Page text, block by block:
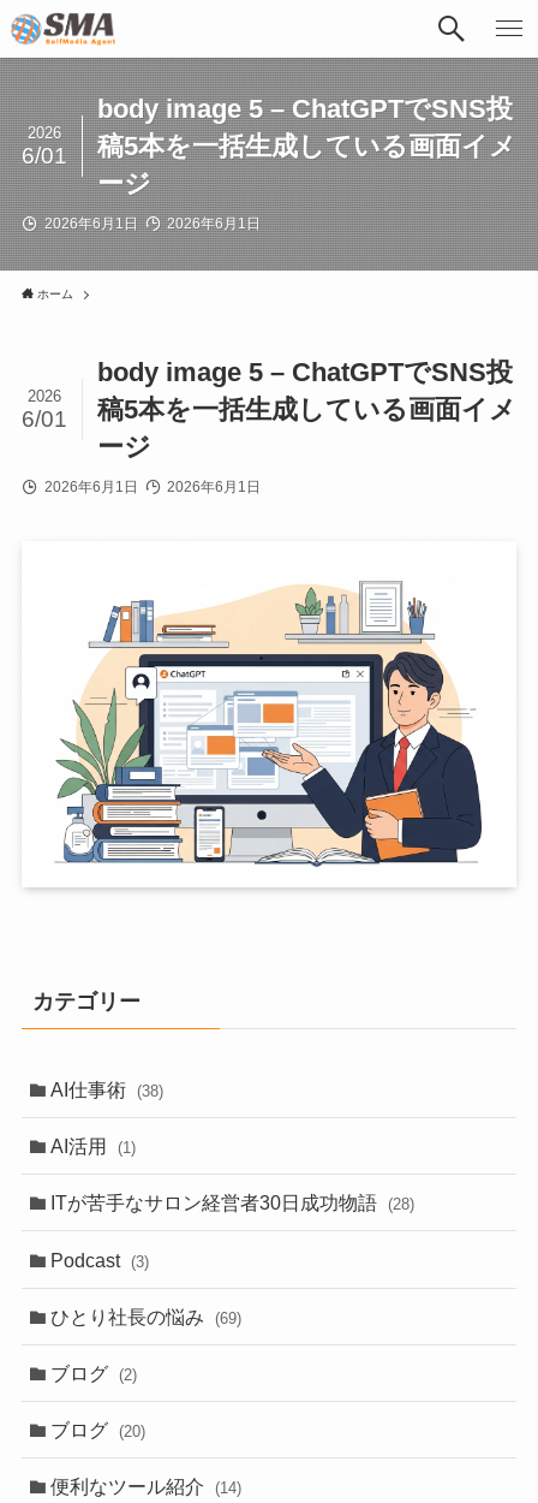
body image 5 – ChatGPTでSNS投
稿5本を一括生成している画面イメ
ージ
2026
6/01
2026年6月1日 2026年6月1日
ホーム
body image 5 – ChatGPTでSNS投
稿5本を一括生成している画面イメ
ージ
2026
6/01
2026年6月1日 2026年6月1日
カテゴリー
AI仕事術 (38)
AI活用 (1)
ITが苦手なサロン経営者30日成功物語 (28)
Podcast (3)
ひとり社長の悩み (69)
ブログ (2)
ブログ (20)
便利なツール紹介 (14)